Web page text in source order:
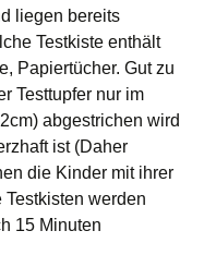
liegen bereits
Testkiste enthält
Papiertücher. Gut zu
Testtupfer nur im
abgestrichen wird
ist (Daher
die Kinder mit ihrer
werden
15 Minuten